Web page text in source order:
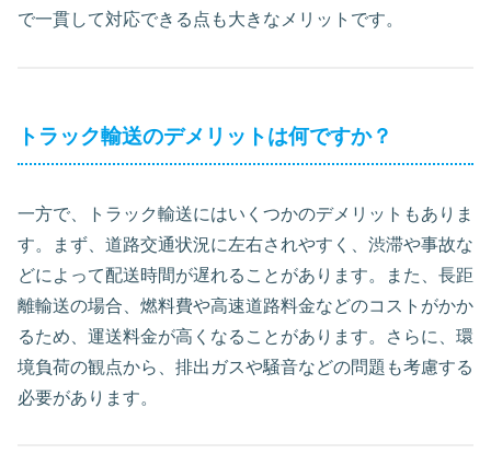
で一貫して対応できる点も大きなメリットです。
トラック輸送のデメリットは何ですか？
一方で、トラック輸送にはいくつかのデメリットもありま
す。まず、道路交通状況に左右されやすく、渋滞や事故な
どによって配送時間が遅れることがあります。また、長距
離輸送の場合、燃料費や高速道路料金などのコストがかか
るため、運送料金が高くなることがあります。さらに、環
境負荷の観点から、排出ガスや騒音などの問題も考慮する
必要があります。